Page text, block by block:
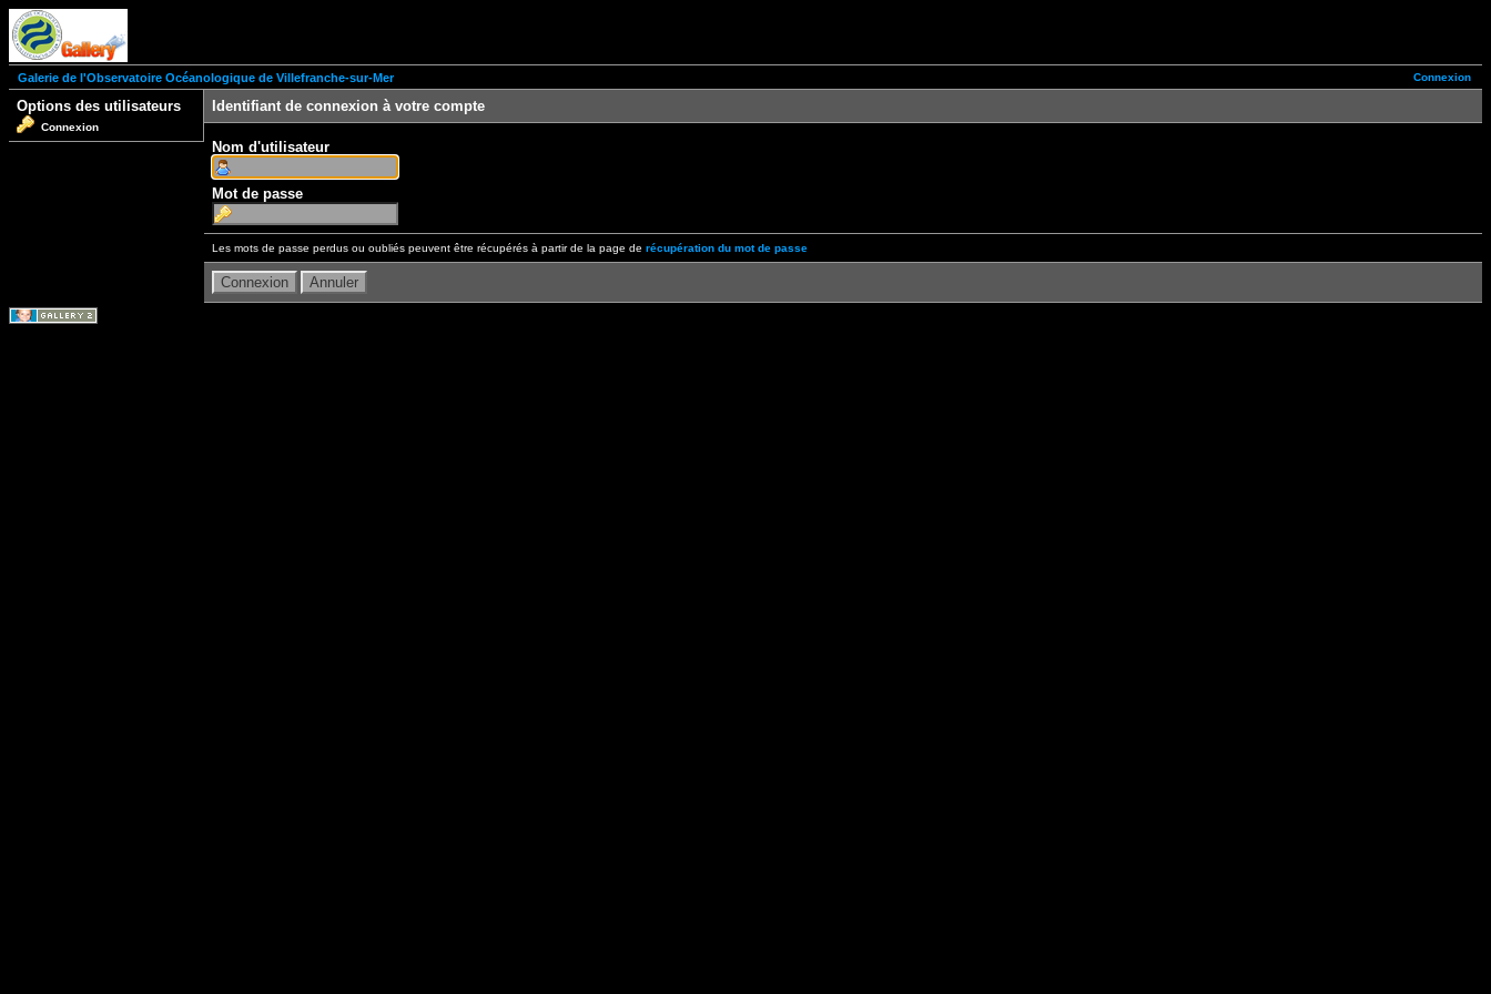
Connexion
Galerie de l'Observatoire Océanologique de Villefranche-sur-Mer
Options des utilisateurs
Connexion
Identifiant de connexion à votre compte
Nom d'utilisateur
Mot de passe
Les mots de passe perdus ou oubliés peuvent être récupérés à partir de la page de récupération du mot de passe